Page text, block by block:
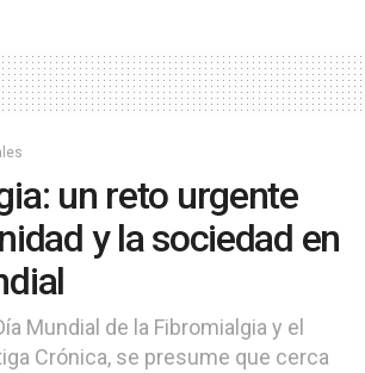
un reto urgente
y la sociedad en
Mundial de la Fibromialgia y el
Crónica, se presume que cerca